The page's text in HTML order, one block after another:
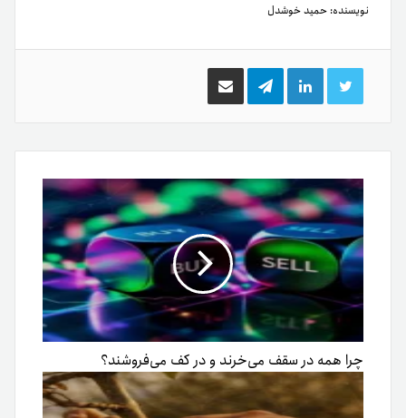
نویسنده: حمید خوشدل
توییتر لینکدینتلگرام اشتراک
گذاری
ایمیل
چرا همه در سقف می‌خرند و در کف می‌فروشند؟